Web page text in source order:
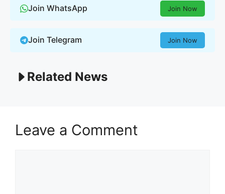
Join WhatsApp Join Now
Join Telegram Join Now
Related News
Leave a Comment